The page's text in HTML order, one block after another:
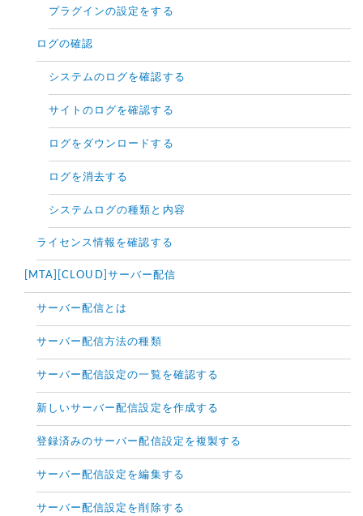
プラグインの設定をする
ログの確認
システムのログを確認する
サイトのログを確認する
ログをダウンロードする
ログを消去する
システムログの種類と内容
ライセンス情報を確認する
[MTA][CLOUD]サーバー配信
サーバー配信とは
サーバー配信方法の種類
サーバー配信設定の一覧を確認する
新しいサーバー配信設定を作成する
登録済みのサーバー配信設定を複製する
サーバー配信設定を編集する
サーバー配信設定を削除する